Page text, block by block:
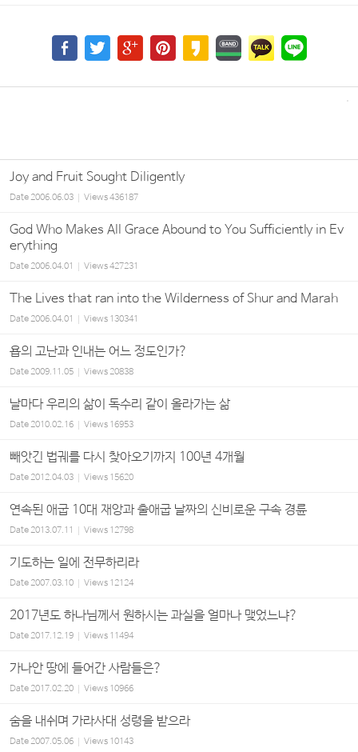
Joy and Fruit Sought Diligently
Date2006.06.03 Views436187
God Who Makes All Grace Abound to You Sufficiently in Ev
erything
Date2006.04.01 Views427231
The Lives that ran into the Wilderness of Shur and Marah
Date2006.04.01 Views 130341
욥의 고난과 인내는 어느 정도인가?
Date2009.11.05 Views20838
날마다 우리의 삶이 독수리 같이 올라가는 삶
Date2010.02.16 Views 16953
빼앗긴 법궤를 다시 찾아오기까지 100년 4개월
Date2012.04.03 Views 15620
연속된 애굽 10대 재앙과 출애굽 날짜의 신비로운 구속 경륜
Date2013.07.11 Views 12798
기도하는 일에 전무하리라
Date2007.03.10 Views 12124
2017년도 하나님께서 원하시는 과실을 얼마나 맺었느냐?
Date2017.12.19 Views 11494
가나안 땅에 들어간 사람들은?
Date2017.02.20 Views 10966
숨을 내쉬며 가라사대 성령을 받으라
Date2007.05.06 Views 10143